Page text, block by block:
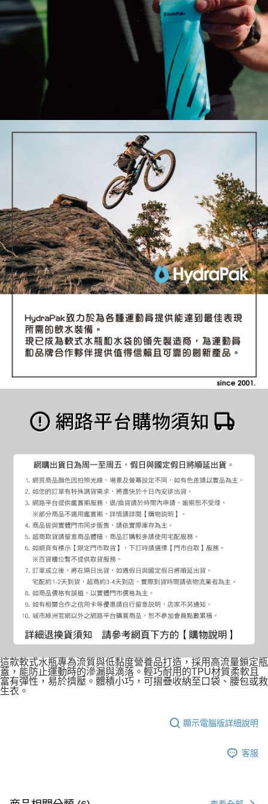
這款軟式水瓶專為流質與低黏度營養品打造，採用高流量鎖定瓶
蓋，能防止運動時的滲漏與滴落。輕巧耐用的TPU材質柔軟且
富有彈性，易於擠壓。體積小巧，可摺疊收納至口袋、腰包或救
生衣。
顯示電腦版詳細說明
客服